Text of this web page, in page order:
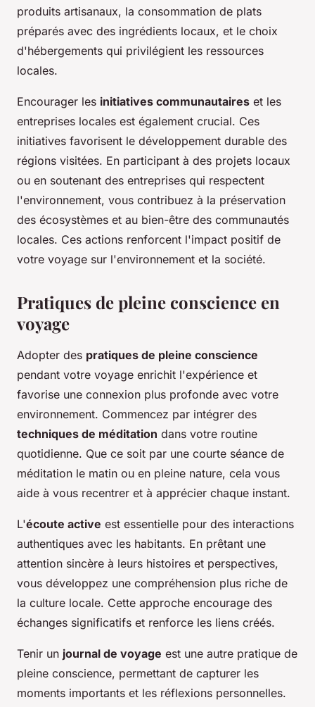
produits artisanaux, la consommation de plats
préparés avec des ingrédients locaux, et le choix
d'hébergements qui privilégient les ressources
locales.
Encourager les initiatives communautaires et les
entreprises locales est également crucial. Ces
initiatives favorisent le développement durable des
régions visitées. En participant à des projets locaux
ou en soutenant des entreprises qui respectent
l'environnement, vous contribuez à la préservation
des écosystèmes et au bien-être des communautés
locales. Ces actions renforcent l'impact positif de
votre voyage sur l'environnement et la société.
Pratiques de pleine conscience en
voyage
Adopter des pratiques de pleine conscience
pendant votre voyage enrichit l'expérience et
favorise une connexion plus profonde avec votre
environnement. Commencez par intégrer des
techniques de méditation dans votre routine
quotidienne. Que ce soit par une courte séance de
méditation le matin ou en pleine nature, cela vous
aide à vous recentrer et à apprécier chaque instant.
L'écoute active est essentielle pour des interactions
authentiques avec les habitants. En prêtant une
attention sincère à leurs histoires et perspectives,
vous développez une compréhension plus riche de
la culture locale. Cette approche encourage des
échanges significatifs et renforce les liens créés.
Tenir un journal de voyage est une autre pratique de
pleine conscience, permettant de capturer les
moments importants et les réflexions personnelles.